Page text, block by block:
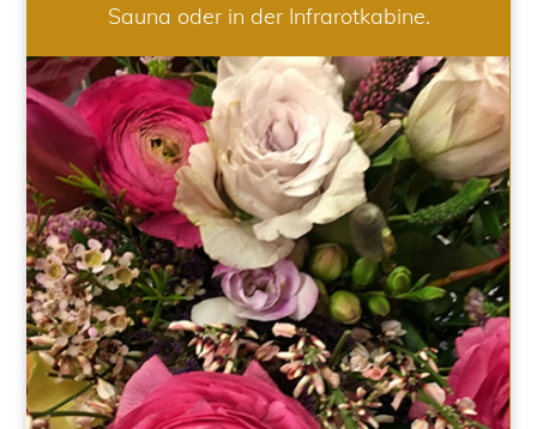
Sauna oder in der Infrarotkabine.
HOCHZEIT